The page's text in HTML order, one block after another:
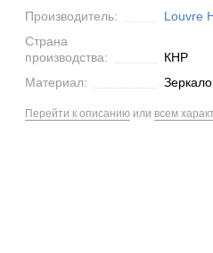
Производитель:
Louvre
Страна
производства:
КНР
Материал:
Зеркало
Перейти к описаниюили всем